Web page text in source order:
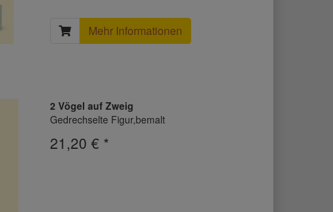
Mehr Informationen
2 Vögel auf Zweig
Gedrechselte Figur,bemalt
21,20 € *